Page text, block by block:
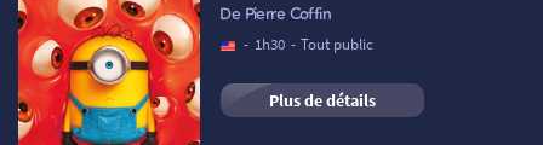
Réserver une place
De Pierre Coffin
- 1h30 - Tout public
Plus de détails